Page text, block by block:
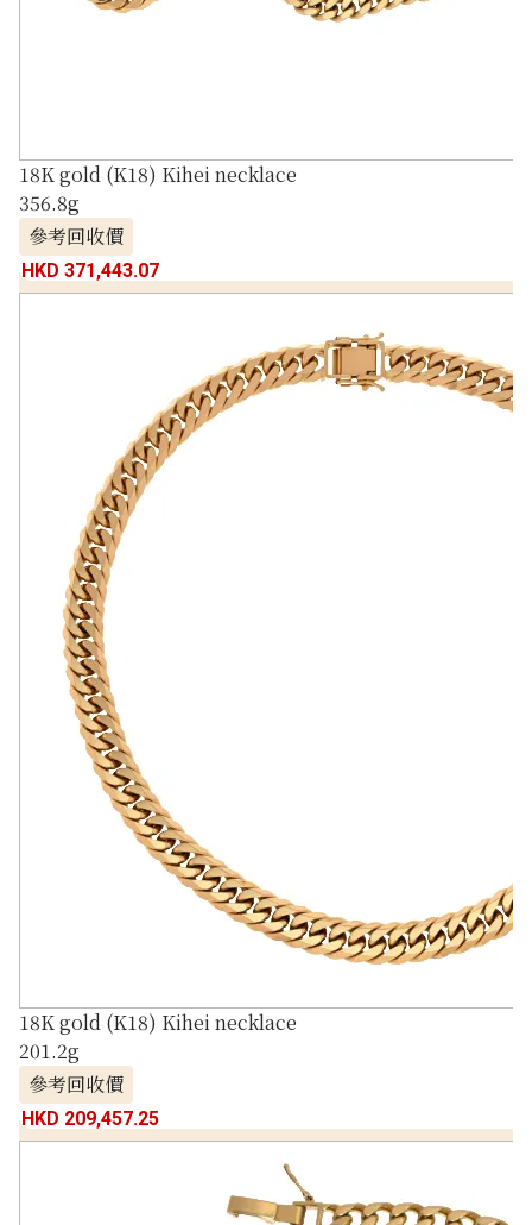
18K gold (K18) Kihei necklace
356.8g
參考回收價
HKD 371,443.07
18K gold (K18) Kihei necklace
201.2g
參考回收價
HKD 209,457.25